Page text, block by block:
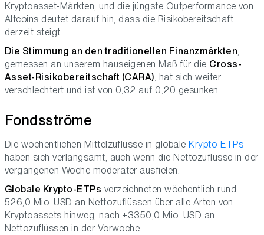
Kryptoasset-Märkten, und die jüngste Outperformance von
Altcoins deutet darauf hin, dass die Risikobereitschaft
derzeit steigt.
Die Stimmung an den traditionellen Finanzmärkten,
gemessen an unserem hauseigenen Maß für die Cross-
Asset-Risikobereitschaft (CARA), hat sich weiter
verschlechtert und ist von 0,32 auf 0,20 gesunken.
Fondsströme
Die wöchentlichen Mittelzuflüsse in globale Krypto-ETPs
haben sich verlangsamt, auch wenn die Nettozuflüsse in der
vergangenen Woche moderater ausfielen.
Globale Krypto-ETPs verzeichneten wöchentlich rund
526,0 Mio. USD an Nettozuflüssen über alle Arten von
Kryptoassets hinweg, nach +3350,0 Mio. USD an
Nettozuflüssen in der Vorwoche.